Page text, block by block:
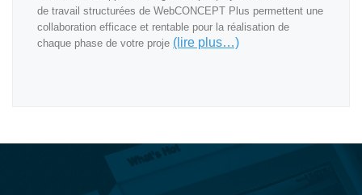
de travail structurées de WebCONCEPT Plus permettent une
collaboration efficace et rentable pour la réalisation de
chaque phase de votre proje (lire plus…)